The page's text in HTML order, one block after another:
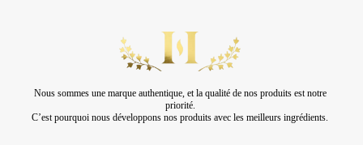
Nous sommes une marque authentique, et la qualité de nos produits est notre
priorité.
C’est pourquoi nous développons nos produits avec les meilleurs ingrédients.